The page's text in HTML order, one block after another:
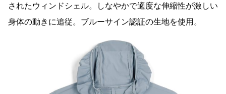
されたウィンドシェル。しなやかで適度な伸縮性が激しい
身体の動きに追従。ブルーサイン認証の生地を使用。